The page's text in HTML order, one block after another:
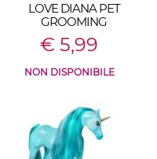
LOVE DIANA PET
GROOMING
€ 5,99
NON DISPONIBILE